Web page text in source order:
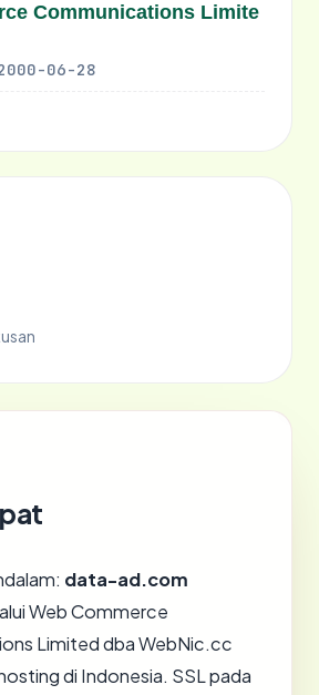
Communications Limite
06-28
data-ad.com
Web Commerce
Limited dba WebNic.cc
di Indonesia. SSL pada